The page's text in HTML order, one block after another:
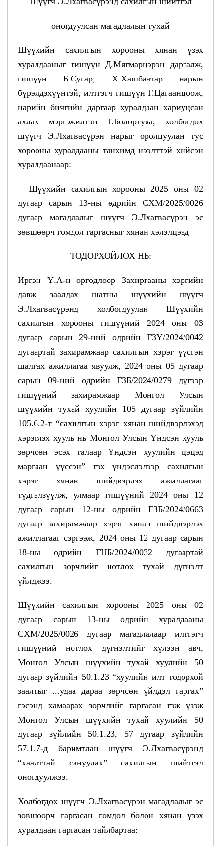
оногдуулсан магадлалын тухай
Шүүхийн сахилгын хорооны хянан үзэх
хуралдааныг гишүүн Д.Мягмарцэрэн даргалж,
гишүүн Б.Сугар, Х.Хашбаатар нарын
бүрэлдэхүүнтэй, илтгэгч гишүүн Г.Цагаанцоож,
нарийн бичгийн даргаар хуралдаан хариуцсан
ахлах мэргэжилтэн Г.Болортуяа, холбогдох
шүүгч Э.Лхагвасүрэн нарыг оролцуулан тус
хорооны хуралдааны танхимд нээлттэй хийсэн
хуралдаанаар:
Шүүхийн сахилгын хорооны 2025 оны 02
дугаар сарын 13-ны өдрийн СХМ/2025/0026
дугаар магадлалыг шүүгч Э.Лхагвасүрэн эс
зөвшөөрч гомдол гаргасныг хянан хэлэлцээд
ТОДОРХОЙЛОХ НЬ:
Иргэн Ү.А-н өргөдлөөр Захиргааны хэргийн
давж заалдах шатны шүүхийн шүүгч
Э.Лхагвасүрэнд холбогдуулан Шүүхийн
сахилгын хорооны гишүүний 2024 оны 03
дугаар сарын 29-ний өдрийн ГЗҮ/2024/0042
дугаартай захирамжаар сахилгын хэрэг үүсгэн
шалгах ажиллагаа явуулж, 2024 оны 05 дугаар
сарын 09-ний өдрийн ГЗБ/2024/0279 дүгээр
гишүүний захирамжаар Монгол Улсын
шүүхийн тухай хуулийн 105 дугаар зүйлийн
105.6.2-т “сахилгын хэрэг хянан шийдвэрлэхэд
хэрэглэх хууль нь Монгол Улсын Үндсэн хууль
зөрчсөн эсэх талаар Үндсэн хуулийн цэцэд
маргаан үүссэн” гэх үндэслэлээр сахилгын
хэрэг хянан шийдвэрлэх ажиллагааг
түдгэлзүүлж, улмаар гишүүний 2024 оны 12
дугаар сарын 12-ны өдрийн ГЗБ/2024/0663
дугаар захирамжаар хэрэг хянан шийдвэрлэх
ажиллагааг сэргээж, 2024 оны 12 дугаар сарын
18-ны өдрийн ГНБ/2024/0032 дугаартай
сахилгын зөрчлийг нотлох тухай дүгнэлт
үйлджээ.
Шүүхийн сахилгын хорооны 2025 оны 02
дугаар сарын 13-ны өдрийн хуралдааны
СХМ/2025/0026 дугаар магадлалаар илтгэгч
гишүүний нотлох дүгнэлтийг хүлээн авч,
Монгол Улсын шүүхийн тухай хуулийн 50
дугаар зүйлийн 50.1.23 “хуулийн илт тодорхой
заалтыг ...удаа дараа зөрчсөн үйлдэл гаргах”
гэсэнд хамаарах зөрчлийг гаргасан гэж үзэж
Монгол Улсын шүүхийн тухай хуулийн 50
дугаар зүйлийн 50.1.23, 57 дугаар зүйлийн
57.1.7-д баримтлан шүүгч Э.Лхагвасүрэнд
“хаалттай сануулах” сахилгын шийтгэл
оногдуулжээ.
Холбогдох шүүгч Э.Лхагвасүрэн магадлалыг эс
зөвшөөрч гаргасан гомдол болон хянан үзэх
хуралдаан гаргасан тайлбартаа: